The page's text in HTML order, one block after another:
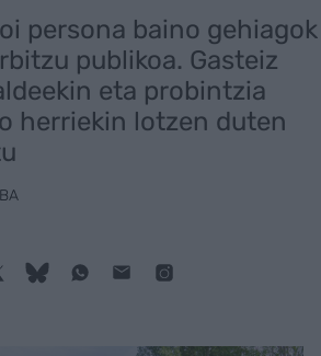
persona baino gehiagok
publikoa. Gasteiz
eta probintzia
herriekin lotzen duten